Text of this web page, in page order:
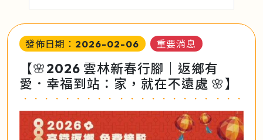
發佈日期：2026-02-06 重要消息
【🌸2026 雲林新春行腳｜返鄉有
愛．幸福到站：家，就在不遠處 🌸】